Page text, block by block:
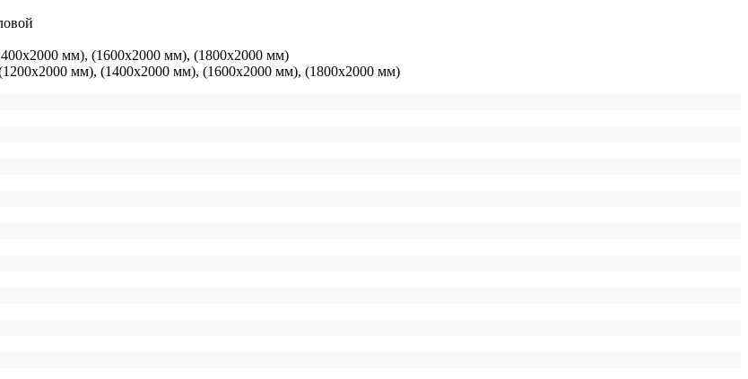
мм), (1600х2000 мм), (1800х2000 мм)
мм), (1400х2000 мм), (1600х2000 мм), (1800х2000 мм)